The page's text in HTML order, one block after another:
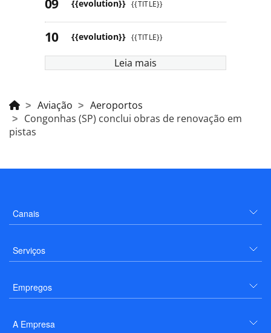
{{evolution}} {{TITLE}}
{{evolution}} {{TITLE}}
Leia mais
Aviação
Aeroportos
Congonhas (SP) conclui obras de renovação em
pistas
Canais
Serviços
Empregos
A Empresa